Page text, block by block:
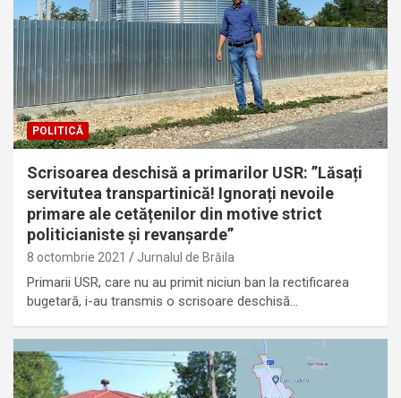
POLITICĂ
Scrisoarea deschisă a primarilor USR: ”Lăsați
servitutea transpartinică! Ignorați nevoile
primare ale cetățenilor din motive strict
politicianiste și revanșarde”
8 octombrie 2021 Jurnalul de Brăila
Primarii USR, care nu au primit niciun ban la rectificarea
bugetară, i-au transmis o scrisoare deschisă…